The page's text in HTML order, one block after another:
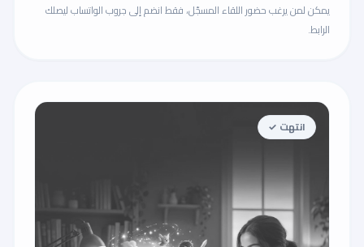
يمكن لمن يرغب حضور اللقاء المسجّل، فقط انضم إلى جروب الواتساب ليصلك
الرابط.
انتهت ✓